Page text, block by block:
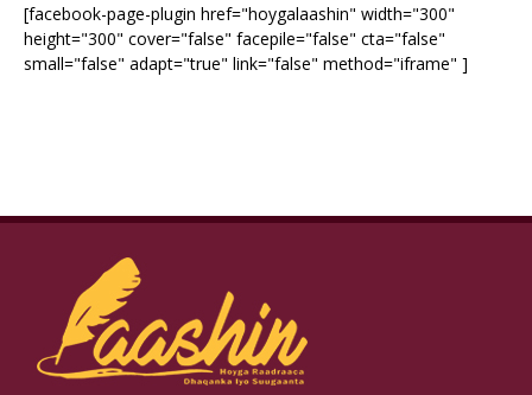
[facebook-page-plugin href="hoygalaashin" width="300"
height="300" cover="false" facepile="false" cta="false"
small="false" adapt="true" link="false" method="iframe" ]